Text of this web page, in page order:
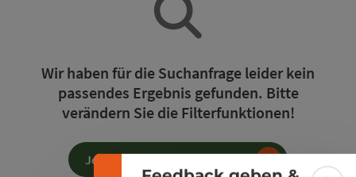
Wir haben für die Suchanfrage leider kein
passendes Ergebnis gefunden. Bitte
verändern Sie die Filterfunktionen!
Jetzt alle Filter zurücksetzen